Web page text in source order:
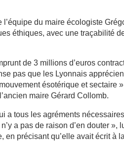
du maire écologiste
éthiques, avec une traçabilité
de 3 millions d’euros
pas que les Lyonnais
ésotérique et sectaire
maire Gérard Collomb.
a tous les agréments
a pas de raison d’en douter »,
en précisant qu’elle avait écrit à la